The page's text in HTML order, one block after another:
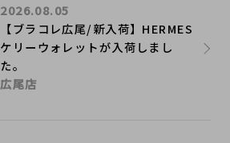
【ブラコレ広尾/新入荷】HERMES
ケリーウォレットが入荷しまし
た。
2026.08.05
広尾店